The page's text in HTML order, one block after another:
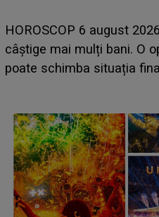
HOROSCOP 6 august
câștige mai mulți bani. O
poate schimba situația